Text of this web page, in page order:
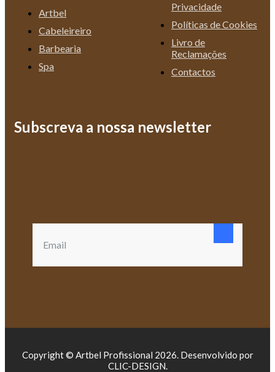
Artbel
Cabeleireiro
Barbearia
Spa
Privacidade
Políticas de Cookies
Livro de
Reclamações
Contactos
Subscreva a nossa newsletter
Copyright © Artbel Profissional 2026. Desenvolvido por
CLIC-DESIGN.